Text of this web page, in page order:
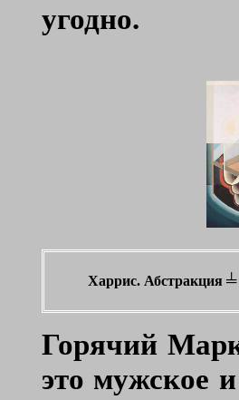
угодно.
Харрис. Абстракция ╧
Горячий
это мужское